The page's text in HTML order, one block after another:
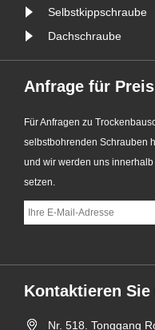
Selbstkippschraube
Dachschraube
Anfrage für
Für Anfragen zu
selbstbohrenden Schrauben
und wir werden uns
setzen.
Kontaktieren Sie
Nr. 518. Tonggang